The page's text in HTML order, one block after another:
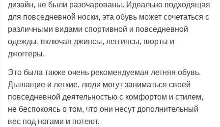
дизайн, не были разочарованы. Идеально подходящая
для повседневной носки, эта обувь может сочетаться с
различными видами спортивной и повседневной
одежды, включая джинсы, леггинсы, шорты и
джоггеры.
Это была также очень рекомендуемая летняя обувь.
Дышащие и легкие, люди могут заниматься своей
повседневной деятельностью с комфортом и стилем,
не беспокоясь о том, что они несут дополнительный
вес под ногами и потеют.